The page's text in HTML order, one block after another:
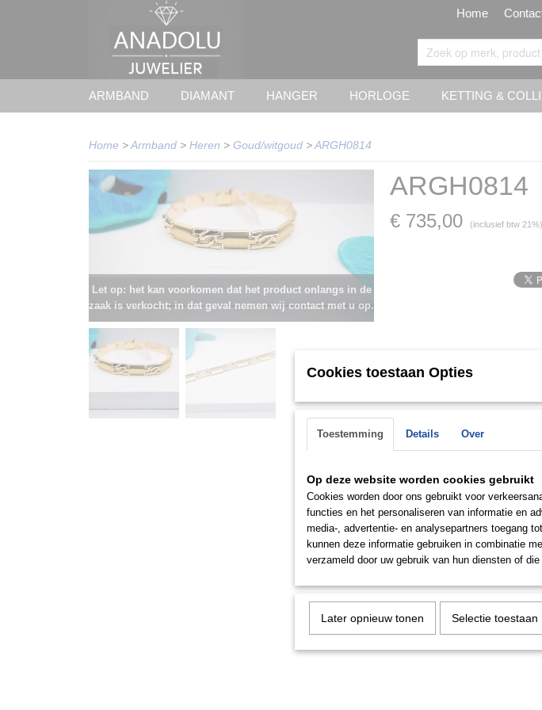
Home
ARMBAND DIAMANT HANGER HORLOGE KETTING &
Home >Armband > Heren > Goud/witgoud >ARGH0814
Let op: het kan voorkomen dat het product onlangs in de
zaak is verkocht; in dat geval nemen wij contact met u op.
ARGH0814
€ 735,00 (inclusief btw 21%)
Cookies toestaan Opties
Toestemming Details Over
Op deze website worden cookies gebruikt
Cookies worden door ons gebruikt voor
functies en het personaliseren van informatie en
media-, advertentie- en analysepartners toegang
kunnen deze informatie gebruiken in combinatie
verzameld door uw gebruik van hun diensten of
Later opnieuw tonen Selectie toestaan